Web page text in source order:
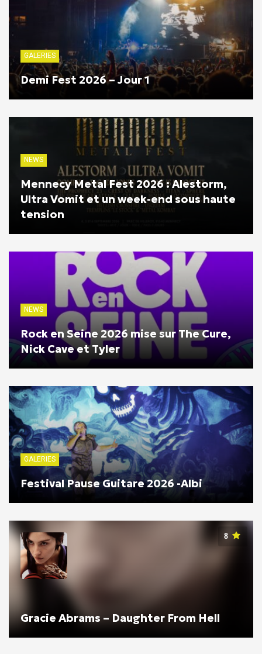
GALERIES
Demi Fest 2026 – Jour 1
NEWS
Mennecy Metal Fest 2026 : Alestorm,
Ultra Vomit et un week-end sous haute
tension
NEWS
Rock en Seine 2026 mise sur The Cure,
Nick Cave et Tyler
GALERIES
Festival Pause Guitare 2026 -Albi
8
Gracie Abrams – Daughter From Hell